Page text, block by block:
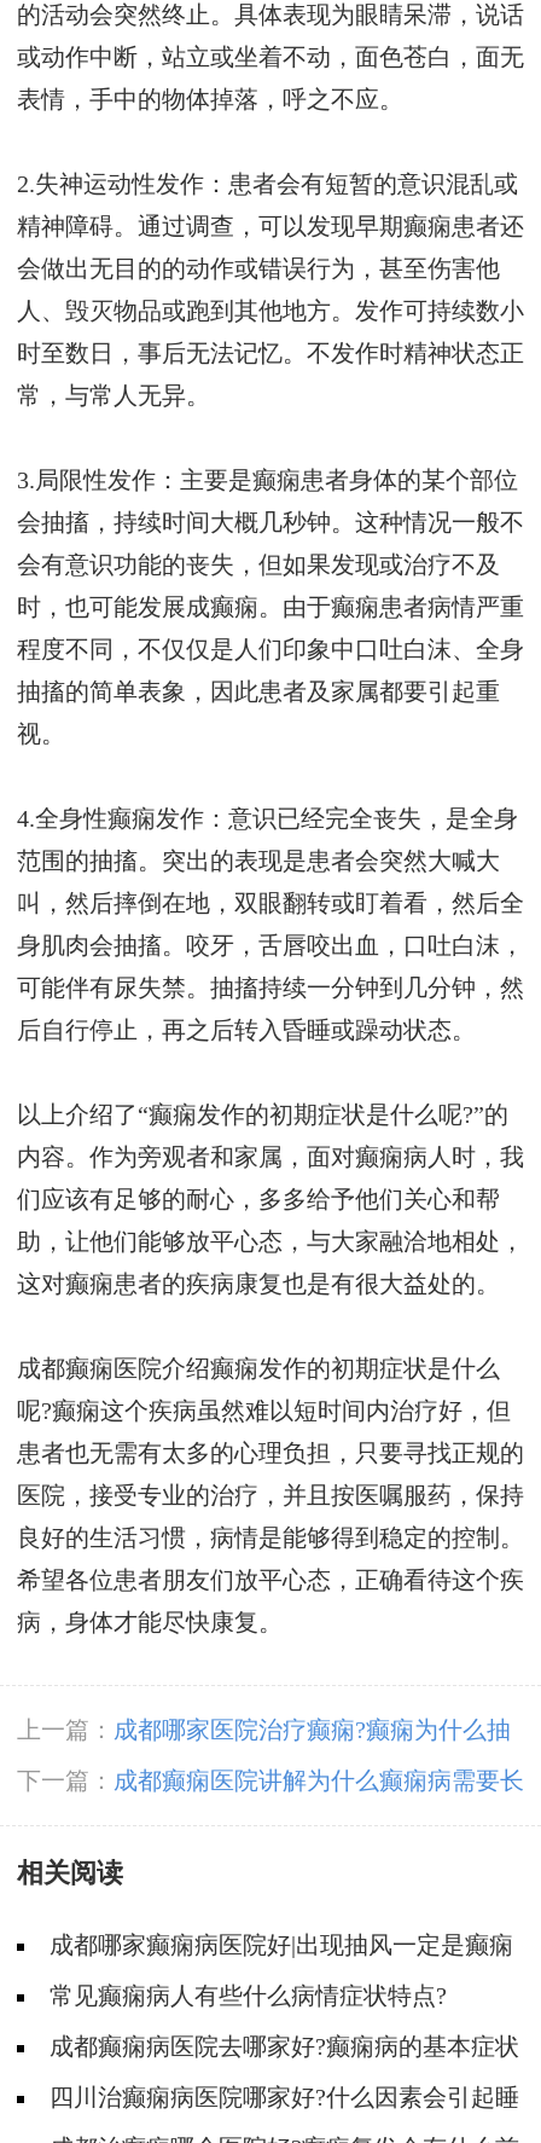
的活动会突然终止。具体表现为眼睛呆滞，说话
或动作中断，站立或坐着不动，面色苍白，面无
表情，手中的物体掉落，呼之不应。
2.失神运动性发作：患者会有短暂的意识混乱或
精神障碍。通过调查，可以发现早期癫痫患者还
会做出无目的的动作或错误行为，甚至伤害他
人、毁灭物品或跑到其他地方。发作可持续数小
时至数日，事后无法记忆。不发作时精神状态正
常，与常人无异。
3.局限性发作：主要是癫痫患者身体的某个部位
会抽搐，持续时间大概几秒钟。这种情况一般不
会有意识功能的丧失，但如果发现或治疗不及
时，也可能发展成癫痫。由于癫痫患者病情严重
程度不同，不仅仅是人们印象中口吐白沫、全身
抽搐的简单表象，因此患者及家属都要引起重
视。
4.全身性癫痫发作：意识已经完全丧失，是全身
范围的抽搐。突出的表现是患者会突然大喊大
叫，然后摔倒在地，双眼翻转或盯着看，然后全
身肌肉会抽搐。咬牙，舌唇咬出血，口吐白沫，
可能伴有尿失禁。抽搐持续一分钟到几分钟，然
后自行停止，再之后转入昏睡或躁动状态。
以上介绍了“癫痫发作的初期症状是什么呢?”的
内容。作为旁观者和家属，面对癫痫病人时，我
们应该有足够的耐心，多多给予他们关心和帮
助，让他们能够放平心态，与大家融洽地相处，
这对癫痫患者的疾病康复也是有很大益处的。
成都癫痫医院介绍癫痫发作的初期症状是什么
呢?癫痫这个疾病虽然难以短时间内治疗好，但
患者也无需有太多的心理负担，只要寻找正规的
医院，接受专业的治疗，并且按医嘱服药，保持
良好的生活习惯，病情是能够得到稳定的控制。
希望各位患者朋友们放平心态，正确看待这个疾
病，身体才能尽快康复。
上一篇： 成都哪家医院治疗癫痫?癫痫为什么抽
搐频繁
下一篇： 成都癫痫医院讲解为什么癫痫病需要长
期服药治疗?
相关阅读
成都哪家癫痫病医院好|出现抽风一定是癫痫
病吗?常见癫痫病人有些什么病情症状特点?
成都癫痫病医院去哪家好?癫痫病的基本症状
有什么?
四川治癫痫病医院哪家好?什么因素会引起睡